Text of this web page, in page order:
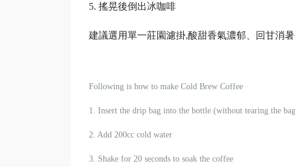
5. 搖晃後倒出冰咖啡
建議選用單一莊園濾掛,酸甜香氣濃郁、回甘消
Following is how to make Cold Brew Coffee
1. Insert the drip bag into the bottle (without tearing the
2. Add 200cc cold water
3. Shake for 20 seconds to soak the coffee